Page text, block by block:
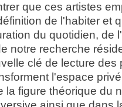
que ces artistes
de l'habiter et
du quotidien, de
notre recherche
clé de lecture des
l'espace
la figure théorique du